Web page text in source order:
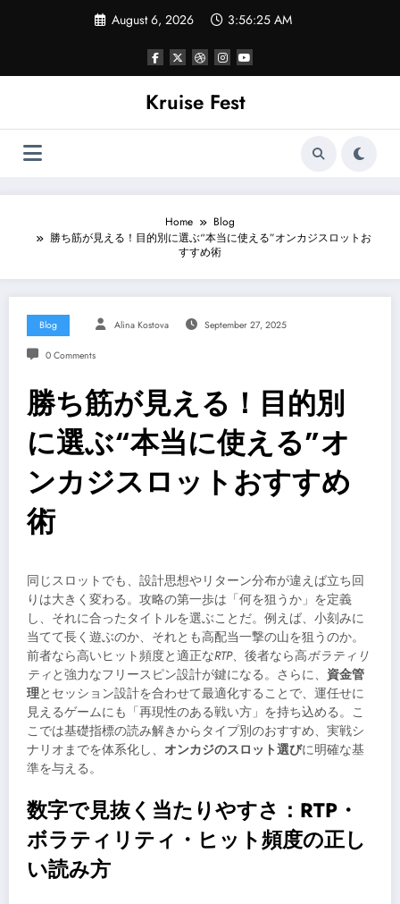
August 6, 2026 3:56:25 AM
Kruise Fest
Home
Blog
勝ち筋が見える！目的別に選ぶ“本当に使える”オンカジスロットお
すすめ術
Blog Alina Kostova September 27, 2025
0 Comments
勝ち筋が見える！目的別
に選ぶ“本当に使える”オ
ンカジスロットおすすめ
術
同じスロットでも、設計思想やリターン分布が違えば立ち回
りは大きく変わる。攻略の第一歩は「何を狙うか」を定義
し、それに合ったタイトルを選ぶことだ。例えば、小刻みに
当てて長く遊ぶのか、それとも高配当一撃の山を狙うのか。
前者なら高いヒット頻度と適正なRTP、後者なら高ボラティリ
ティと強力なフリースピン設計が鍵になる。さらに、 資金管
理とセッション設計を合わせて最適化することで、運任せに
見えるゲームにも「再現性のある戦い方」を持ち込める。こ
こでは基礎指標の読み解きからタイプ別のおすすめ、実戦シ
ナリオまでを体系化し、 オンカジのスロット選びに明確な基
準を与える。
数字で見抜く当たりやすさ：RTP・
ボラティリティ・ヒット頻度の正し
い読み方